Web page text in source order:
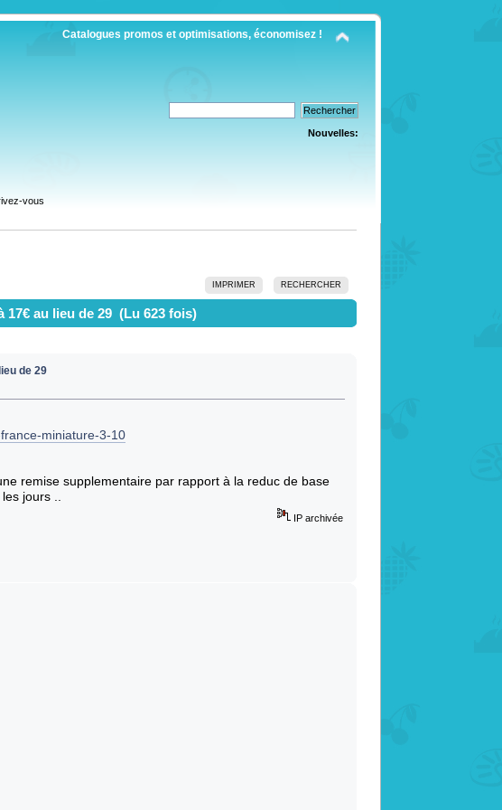
Catalogues promos et optimisations, économisez !
Nouvelles:
vous
IMPRIMER RECHERCHER
au lieu de 29 (Lu 623 fois)
de 29
miniature-3-10
remise supplementaire par rapport à la reduc de base
jours ..
IP archivée